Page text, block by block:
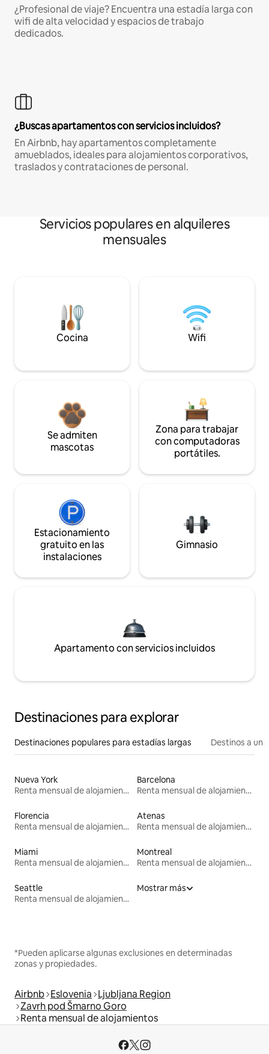
¿Profesional de viaje? Encuentra una estadía larga con
wifi de alta velocidad y espacios de trabajo
dedicados.
¿Buscas apartamentos con servicios incluidos?
En Airbnb, hay apartamentos completamente
amueblados, ideales para alojamientos corporativos,
traslados y contrataciones de personal.
Servicios populares en alquileres
mensuales
Cocina Wifi
Se admiten
mascotas
Zona para trabajar
con computadoras
portátiles.
Estacionamiento
gratuito en las
instalaciones
Gimnasio
Apartamento con servicios incluidos
Destinaciones para explorar
Destinaciones populares para estadías largas Destinos a un
Nueva York
Renta mensual de alojamientos
Barcelona
Renta mensual de alojamientos
Florencia
Renta mensual de alojamientos
Atenas
Renta mensual de alojamientos
Miami
Renta mensual de alojamientos
Montreal
Renta mensual de alojamientos
Seattle
Renta mensual de alojamientos
Mostrar más
*Pueden aplicarse algunas exclusiones en determinadas
zonas y propiedades.
Airbnb Eslovenia Ljubljana Region
Zavrh pod Šmarno Goro
Renta mensual de alojamientos